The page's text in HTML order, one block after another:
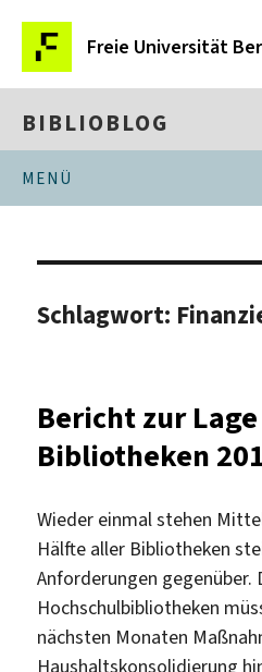
Freie Universität
BIBLIOBLOG
MENÜ
Schlagwort:
Bericht zur
Bibliotheken
Wieder einmal stehen
Hälfte aller Bibliotheken
Anforderungen gegenüber.
Hochschulbibliotheken
nächsten Monaten
Haushaltskonsolidierung